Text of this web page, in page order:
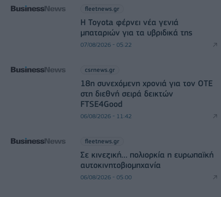
fleetnews.gr
Η Toyota φέρνει νέα γενιά
μπαταριών για τα υβριδικά της
07/08/2026 - 05:22
csrnews.gr
18η συνεχόμενη χρονιά για τον ΟΤΕ
στη διεθνή σειρά δεικτών
FTSE4Good
06/08/2026 - 11:42
fleetnews.gr
Σε κινεζική… πολιορκία η ευρωπαϊκή
αυτοκινητοβιομηχανία
06/08/2026 - 05:00